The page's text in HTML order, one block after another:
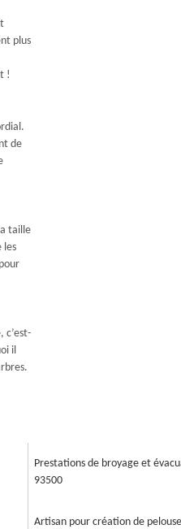
plus
!
de
taille
les
c’est-
il
Prestations de broyage et
93500
Artisan pour création de